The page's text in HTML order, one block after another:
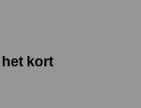
het kort